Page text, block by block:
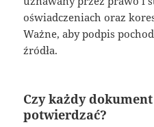
oświadczeniach oraz
Ważne, aby podpis
źródła.
Czy każdy
potwierdzać?